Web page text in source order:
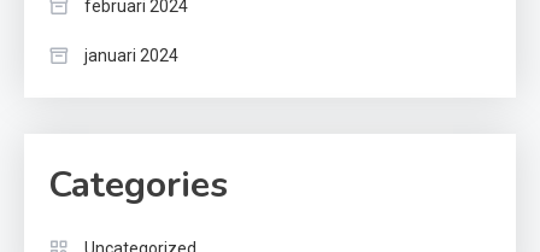
februari 2024
januari 2024
Categories